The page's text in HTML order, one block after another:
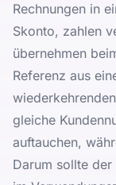
Rechnungen in
Skonto, zahlen
übernehmen
Referenz aus
gleiche
auftauchen,
Darum sollte